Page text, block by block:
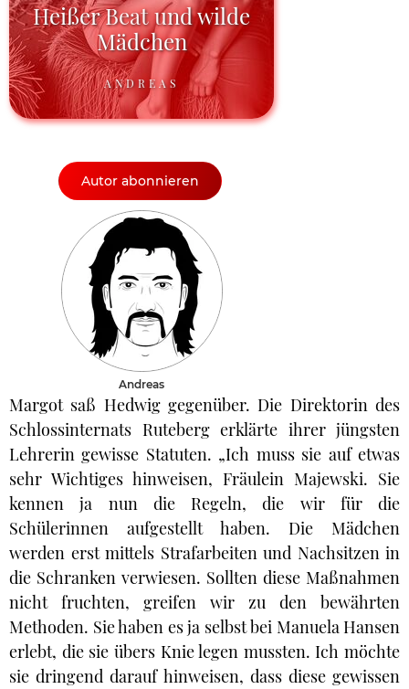
Heißer Beat und wilde
Mädchen
ANDREAS
Autor abonnieren
Andreas
Margot saß Hedwig gegenüber. Die Direktorin des
Schlossinternats Ruteberg erklärte ihrer jüngsten
Lehrerin gewisse Statuten. „Ich muss sie auf etwas
sehr Wichtiges hinweisen, Fräulein Majewski. Sie
kennen ja nun die Regeln, die wir für die
Schülerinnen aufgestellt haben. Die Mädchen
werden erst mittels Strafarbeiten und Nachsitzen in
die Schranken verwiesen. Sollten diese Maßnahmen
nicht fruchten, greifen wir zu den bewährten
Methoden. Sie haben es ja selbst bei Manuela Hansen
erlebt, die sie übers Knie legen mussten. Ich möchte
sie dringend darauf hinweisen, dass diese gewissen